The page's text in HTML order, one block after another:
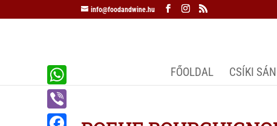
info@foodandwine.hu
FŐOLDAL CSÍKI
W
h
V